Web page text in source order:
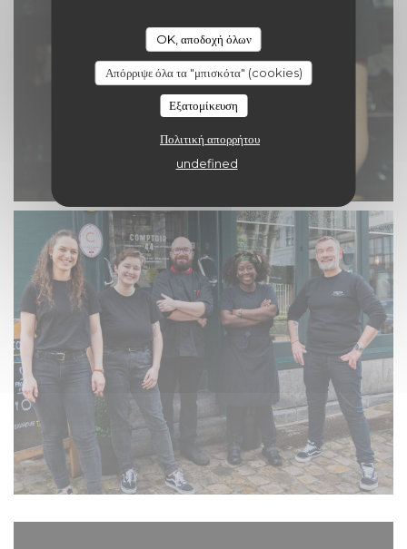
OK, αποδοχή όλων
Απόρριψε όλα τα "μπισκότα" (cookies)
Εξατομίκευση
Πολιτική απορρήτου
undefined